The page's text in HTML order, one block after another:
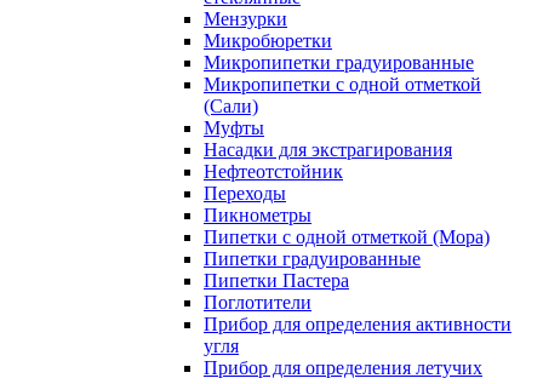
Мензурки
Микробюретки
Микропипетки градуированные
Микропипетки с одной отметкой
(Сали)
Муфты
Насадки для экстрагирования
Нефтеотстойник
Переходы
Пикнометры
Пипетки с одной отметкой (Мора)
Пипетки градуированные
Пипетки Пастера
Поглотители
Прибор для определения активности
угля
Прибор для определения летучих